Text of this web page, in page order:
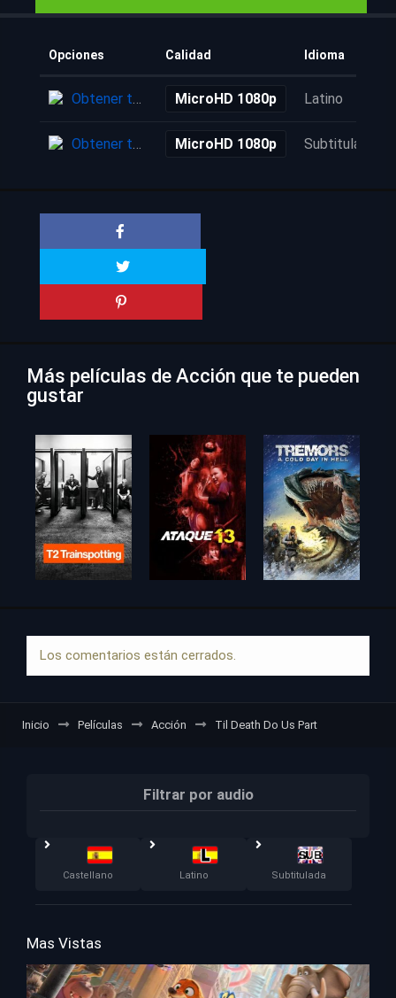
Opciones Calidad Idioma
Obtener torrent MicroHD 1080p Latino
Obtener torrent MicroHD 1080p Subtitulada
Más películas de Acción que te pueden
gustar
Los comentarios están cerrados.
Inicio Películas Acción Til Death Do Us Part
Filtrar por audio
Castellano Latino Subtitulada
Mas Vistas